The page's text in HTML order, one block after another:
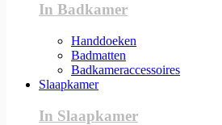
In Badkamer
Handdoeken
Badmatten
Badkameraccessoires
Slaapkamer
In Slaapkamer